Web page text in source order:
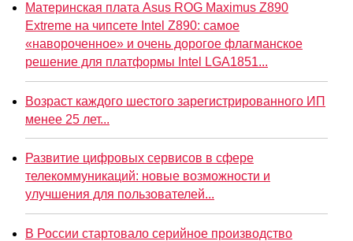
Материнская плата Asus ROG Maximus Z890
Extreme на чипсете Intel Z890: самое
«навороченное» и очень дорогое флагманское
решение для платформы Intel LGA1851...
Возраст каждого шестого зарегистрированного ИП
менее 25 лет...
Развитие цифровых сервисов в сфере
телекоммуникаций: новые возможности и
улучшения для пользователей...
В России стартовало серийное производство